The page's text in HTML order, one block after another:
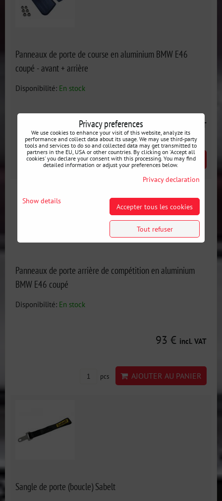
Panneaux de porte de course en aluminium BMW E46
coupé - avant + arrière
Disponibilité: En stock
incl. VAT
pcs AJOUTER AU PANIER
Panneaux de porte arrière de compétition en aluminium
BMW E46 coupé
Disponibilité: En stock
93 € incl. VAT
pcs AJOUTER AU PANIER
Sangle de porte (boucle) Sabelt
Privacy preferences
We use cookies to enhance your visit of this website, analyze its
performance and collect data about its usage. We may use third-party
tools and services to do so and collected data may get transmitted to
partners in the EU, USA or other countries. By clicking on 'Accept all
cookies' you declare your consent with this processing. You may find
detailed information or adjust your preferences below.
Privacy declaration
Show details
Accepter tous les cookies
Tout refuser